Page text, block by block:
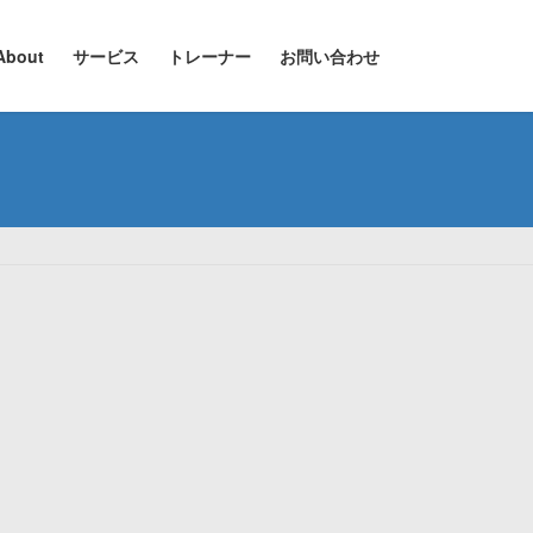
サービス トレーナー お問い合わせ